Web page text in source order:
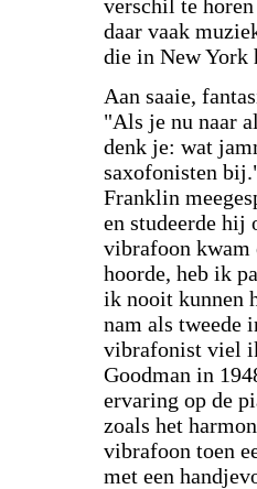
verschil te
daar vaak
die in New York
Aan saaie,
"Als je nu naar
denk je: wat
saxofonisten
Franklin
en studeerde hij
vibrafoon kwam
hoorde, heb ik
ik nooit kunnen
nam als tweede
vibrafonist viel
Goodman in
ervaring op de
zoals het
vibrafoon toen
met een